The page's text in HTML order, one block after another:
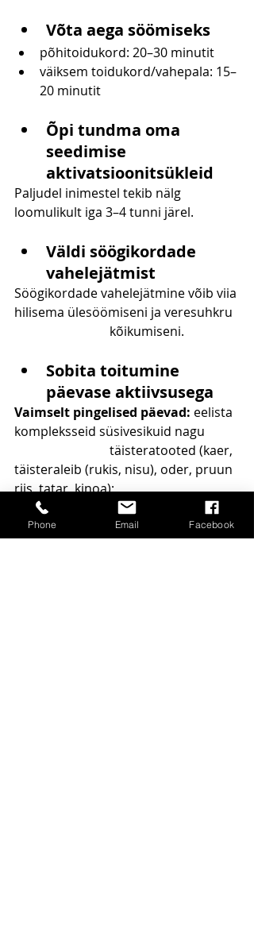
Võta aega söömiseks
põhitoidukord: 20–30 minutit
väiksem toidukord/vahepala: 15–
20 minutit
Õpi tundma oma
seedimise
aktivatsioonitsükleid
Paljudel inimestel tekib nälg
loomulikult iga 3–4 tunni järel.
Väldi söögikordade
vahelejätmist
Söögikordade vahelejätmine võib viia
hilisema ülesöömiseni ja veresuhkru
			kõikumiseni.
Sobita toitumine
päevase aktiivsusega
Vaimselt pingelised päevad: eelista
kompleksseid süsivesikuid nagu
täisteraleib (rukis, nisu), oder, pruun
riis, tatar, kinoa);
kaunviljad (läätsed, kikerherned, oad,
herned); bataat, koorega kartul,
Phone Email Facebook